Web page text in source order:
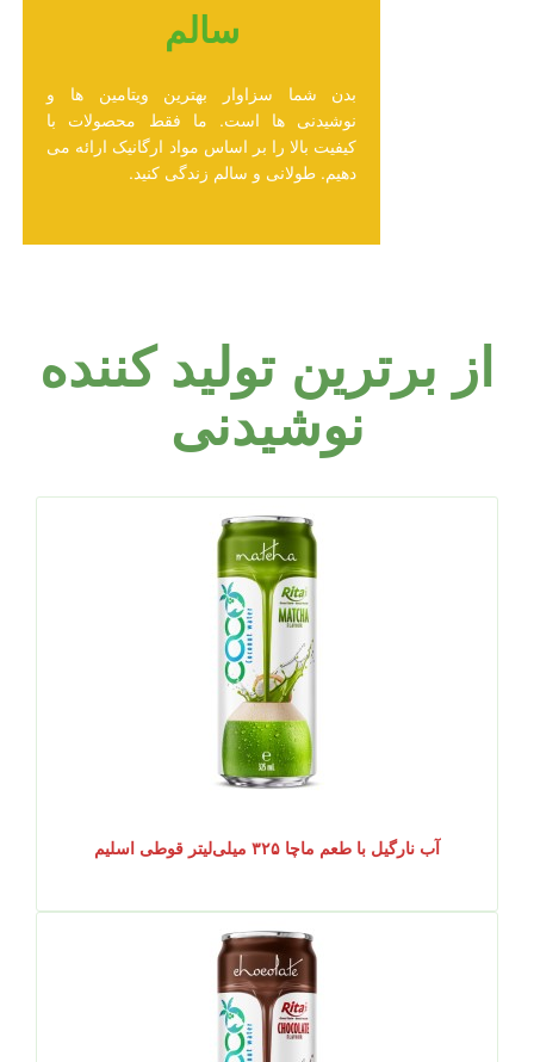
سالم
بدن شما سزاوار بهترین ویتامین ها و
نوشیدنی ها است. ما فقط محصولات با
کیفیت بالا را بر اساس مواد ارگانیک ارائه می
دهیم. طولانی و سالم زندگی کنید.
از برترین تولید کننده
نوشیدنی
آب نارگیل با طعم ماچا ۳۲۵ میلی‌لیتر قوطی اسلیم